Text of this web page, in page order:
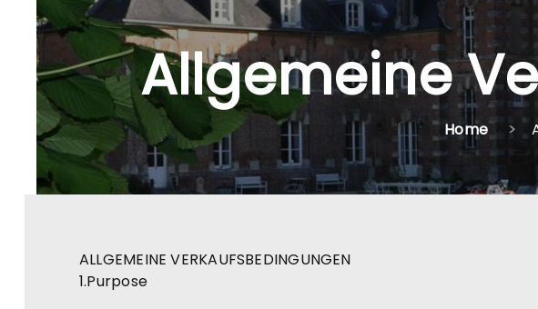
Allgemeine
Home
ALLGEMEINE VERKAUFSBEDINGUNGEN
1.Purpose